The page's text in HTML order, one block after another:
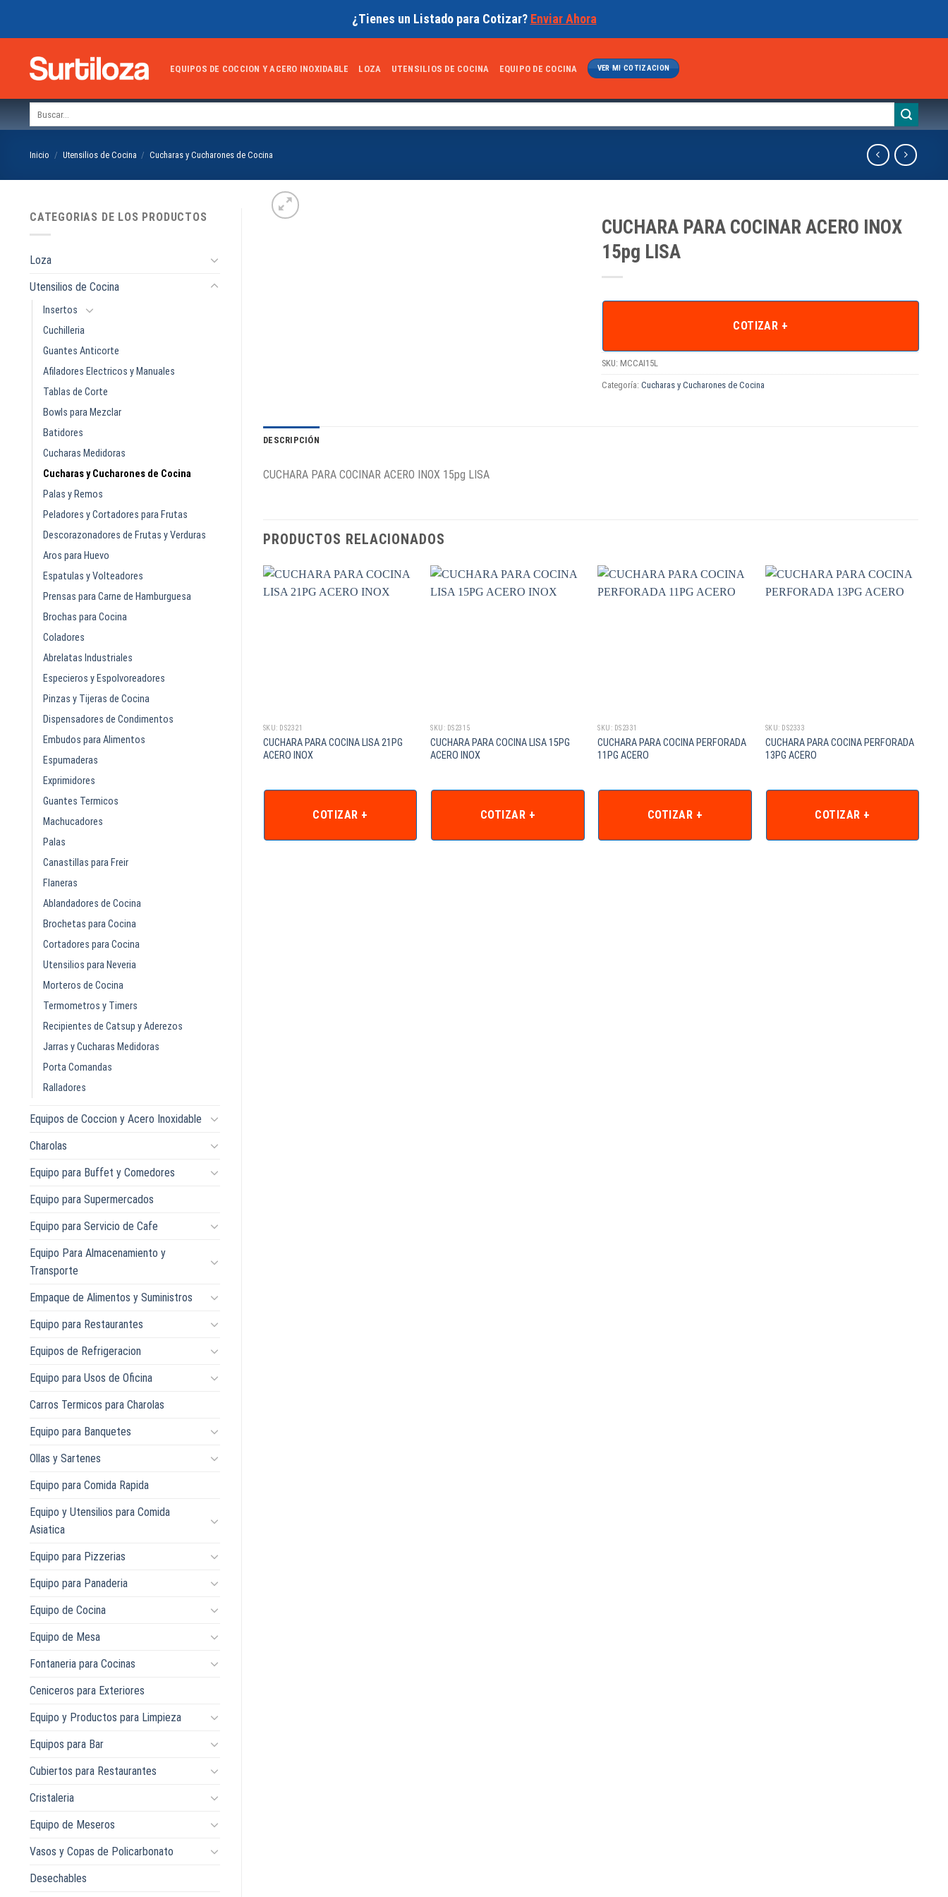
¿Tienes un Listado para Cotizar? Enviar Ahora
EQUIPOS DE COCCION Y ACERO INOXIDABLE LOZA UTENSILIOS DE COCINA EQUIPO DE COCINA VER MI COTIZACION
Inicio / Utensilios de Cocina / Cucharas y Cucharones de Cocina
CATEGORIAS DE LOS PRODUCTOS
Loza
Utensilios de Cocina
Insertos
Cuchilleria
Guantes Anticorte
Afiladores Electricos y Manuales
Tablas de Corte
Bowls para Mezclar
Batidores
Cucharas Medidoras
Cucharas y Cucharones de Cocina
Palas y Remos
Peladores y Cortadores para Frutas
Descorazonadores de Frutas y Verduras
Aros para Huevo
Espatulas y Volteadores
Prensas para Carne de Hamburguesa
Brochas para Cocina
Coladores
Abrelatas Industriales
Especieros y Espolvoreadores
Pinzas y Tijeras de Cocina
Dispensadores de Condimentos
Embudos para Alimentos
Espumaderas
Exprimidores
Guantes Termicos
Machucadores
Palas
Canastillas para Freir
Flaneras
Ablandadores de Cocina
Brochetas para Cocina
Cortadores para Cocina
Utensilios para Neveria
Morteros de Cocina
Termometros y Timers
Recipientes de Catsup y Aderezos
Jarras y Cucharas Medidoras
Porta Comandas
Ralladores
Equipos de Coccion y Acero Inoxidable
Charolas
Equipo para Buffet y Comedores
Equipo para Supermercados
Equipo para Servicio de Cafe
Equipo Para Almacenamiento y
Transporte
Empaque de Alimentos y Suministros
Equipo para Restaurantes
Equipos de Refrigeracion
Equipo para Usos de Oficina
Carros Termicos para Charolas
Equipo para Banquetes
Ollas y Sartenes
Equipo para Comida Rapida
Equipo y Utensilios para Comida
Asiatica
Equipo para Pizzerias
Equipo para Panaderia
Equipo de Cocina
Equipo de Mesa
Fontaneria para Cocinas
Ceniceros para Exteriores
Equipo y Productos para Limpieza
Equipos para Bar
Cubiertos para Restaurantes
Cristaleria
Equipo de Meseros
Vasos y Copas de Policarbonato
Desechables
CUCHARA PARA COCINAR ACERO INOX
15pg LISA
COTIZAR +
SKU: MCCAI15L
Categoría: Cucharas y Cucharones de Cocina
DESCRIPCIÓN
CUCHARA PARA COCINAR ACERO INOX 15pg LISA
PRODUCTOS RELACIONADOS
SKU: DS2321
CUCHARA PARA COCINA LISA 21PG
ACERO INOX
COTIZAR +
SKU: DS2315
CUCHARA PARA COCINA LISA 15PG
ACERO INOX
COTIZAR +
SKU: DS2331
CUCHARA PARA COCINA PERFORADA
11PG ACERO
COTIZAR +
SKU: DS2333
CUCHARA PARA COCINA PERFORADA
13PG ACERO
COTIZAR +
PARA BAR
CUCHARA LISA 11 PG
TRANSPARENTE